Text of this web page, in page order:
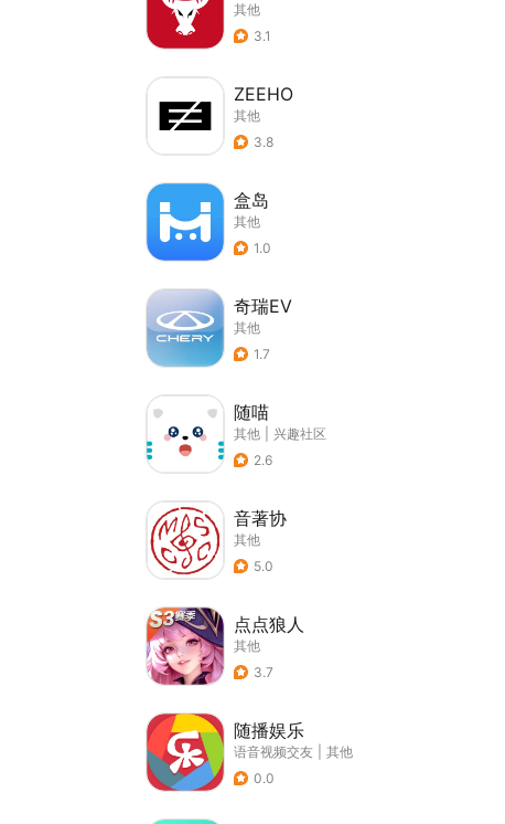
其他
3.1
ZEEHO
其他
3.8
盒岛
其他
1.0
奇瑞EV
其他
1.7
随喵
其他
兴趣社区
2.6
音著协
其他
5.0
点点狼人
其他
3.7
随播娱乐
语音视频交友
其他
0.0